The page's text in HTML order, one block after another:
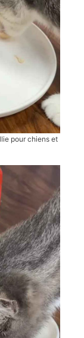
pour chiens et